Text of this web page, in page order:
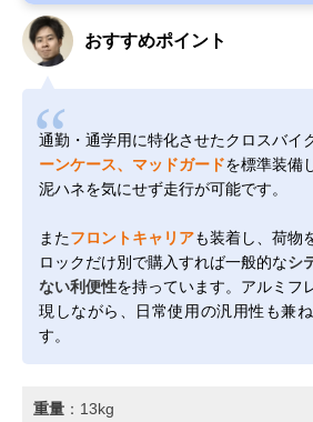
おすすめポイント
通勤・通学用に特化させたクロスバイ
ーンケース、マッドガードを標準装備
泥ハネを気にせず走行が可能です。
またフロントキャリアも装着し、荷物
ロックだけ別で購入すれば一般的なシ
ない利便性を持っています。アルミフ
現しながら、日常使用の汎用性も兼
す。
重量 ：13kg